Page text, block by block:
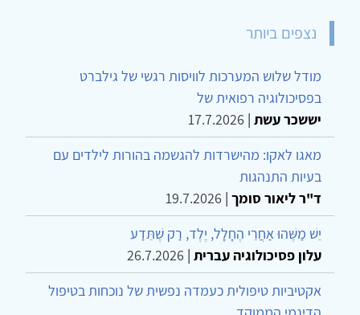
נצפים ביותר
שלוש המערכות לוויסות רגשי של גילברט
רפואית של
עשת|
17.7.2026
לאקו: מהישרדות להגשמה בהורות לילדים עם
התנהגות
ליאור סומך|
19.7.2026
מַשֶּׁהוּ אַחֲרֵי הֶחָלָל, יֶלֶד, רַק שֶׁתֵּדַע
פסיכולוגיה עברית|
26.7.2026
טיפולית כעמדה נפשית של נוכחות בטיפול